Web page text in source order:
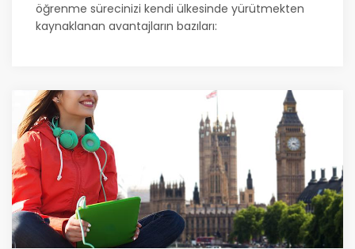
öğrenme sürecinizi kendi ülkesinde yürütmekten
kaynaklanan avantajların bazıları: